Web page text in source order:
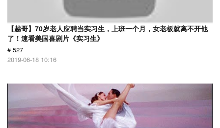
【越哥】70岁老人应聘当实习生，上班一个月，女老板就离不开他
了！速看美国喜剧片《实习生》
# 527
2019-06-18 10:16